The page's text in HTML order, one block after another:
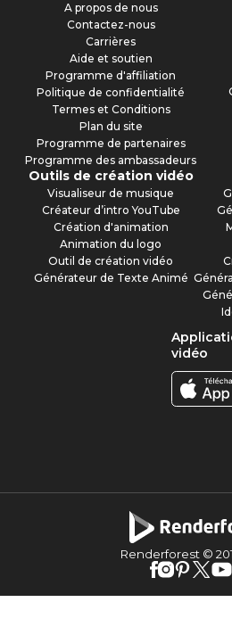
A propos de nous
Contactez-nous
Carrières
Aide et soutien
Programme d'affiliation
Politique de confidentialité
Termes et Conditions
Plan du site
Programme de partenaires
Programme des ambassadeurs
Outils de création vidéo
Visualiseur de musique
Créateur d’intro YouTube
Création d'animation
Animation du logo
Outil de création vidéo
Générateur de Texte Animé
vidéo
Renderforest ©